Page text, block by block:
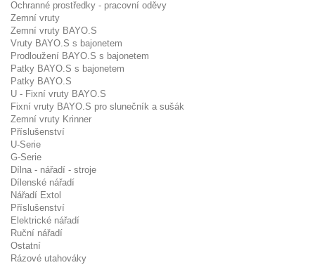
Ochranné prostředky - pracovní oděvy
Zemní vruty
Zemní vruty BAYO.S
Vruty BAYO.S s bajonetem
Prodloužení BAYO.S s bajonetem
Patky BAYO.S s bajonetem
Patky BAYO.S
U - Fixní vruty BAYO.S
Fixní vruty BAYO.S pro slunečník a sušák
Zemní vruty Krinner
Příslušenství
U-Serie
G-Serie
Dílna - nářadí - stroje
Dílenské nářadí
Nářadí Extol
Příslušenství
Elektrické nářadí
Ruční nářadí
Ostatní
Rázové utahováky